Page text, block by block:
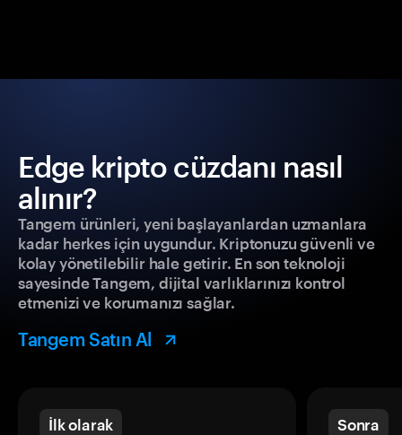
Edge kripto cüzdanı nasıl
alınır?
Tangem ürünleri, yeni başlayanlardan uzmanlara
kadar herkes için uygundur. Kriptonuzu güvenli ve
kolay yönetilebilir hale getirir. En son teknoloji
sayesinde Tangem, dijital varlıklarınızı kontrol
etmenizi ve korumanızı sağlar.
Tangem Satın Al
İlk olarak Sonra